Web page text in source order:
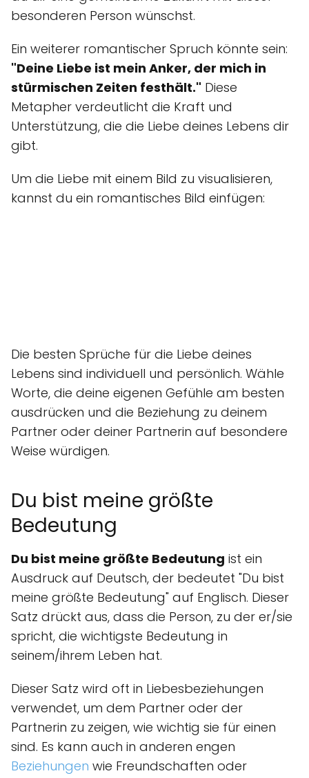
besonderen Person wünschst.
Ein weiterer romantischer Spruch könnte sein:
"Deine Liebe ist mein Anker, der mich in
stürmischen Zeiten festhält." Diese
Metapher verdeutlicht die Kraft und
Unterstützung, die die Liebe deines Lebens dir
gibt.
Um die Liebe mit einem Bild zu visualisieren,
kannst du ein romantisches Bild einfügen:
Die besten Sprüche für die Liebe deines
Lebens sind individuell und persönlich. Wähle
Worte, die deine eigenen Gefühle am besten
ausdrücken und die Beziehung zu deinem
Partner oder deiner Partnerin auf besondere
Weise würdigen.
Du bist meine größte
Bedeutung
Du bist meine größte Bedeutung ist ein
Ausdruck auf Deutsch, der bedeutet "Du bist
meine größte Bedeutung" auf Englisch. Dieser
Satz drückt aus, dass die Person, zu der er/sie
spricht, die wichtigste Bedeutung in
seinem/ihrem Leben hat.
Dieser Satz wird oft in Liebesbeziehungen
verwendet, um dem Partner oder der
Partnerin zu zeigen, wie wichtig sie für einen
sind. Es kann auch in anderen engen
Beziehungen wie Freundschaften oder